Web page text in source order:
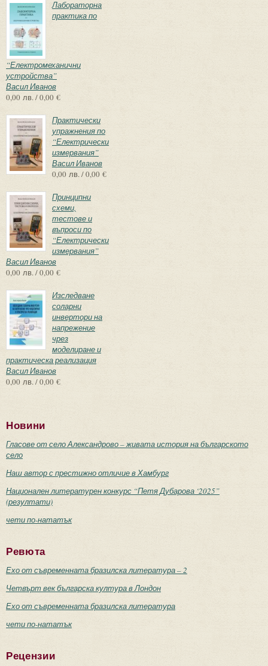
Лабораторна
практика по
“Електромеханични
устройства”
Васил Иванов
0,00 лв. / 0,00 €
Практически
упражнения по
“Електрически
измервания”
Васил Иванов
0,00 лв. / 0,00 €
Принципни
схеми,
тестове и
въпроси по
“Електрически
измервания”
Васил Иванов
0,00 лв. / 0,00 €
Изследване
соларни
инвертори на
напрежение
чрез
моделиране и
практическа реализация
Васил Иванов
0,00 лв. / 0,00 €
Новини
Гласове от село Александрово – живата история на българското
село
Наш автор с престижно отличие в Хамбург
Национален литературен конкурс “Петя Дубарова ‘2025”
(резултати)
чети по-нататък
Ревюта
Ехо от съвременната бразилска литература – 2
Четвърт век българска култура в Лондон
Ехо от съвременната бразилска литература
чети по-нататък
Рецензии